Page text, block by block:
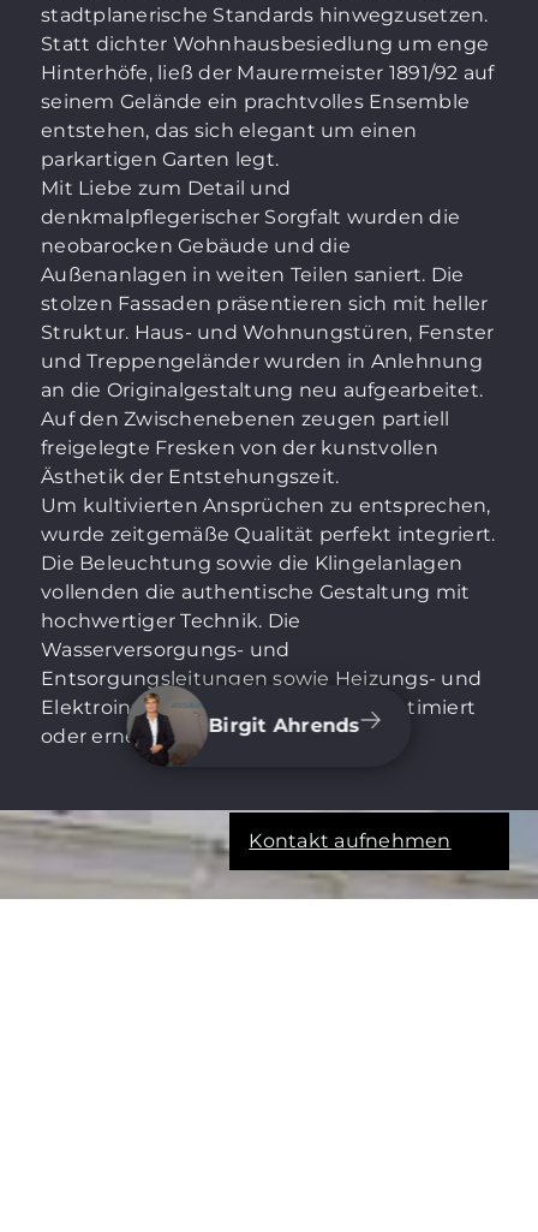
Kontakt aufnehmen
Birgit Ahrends
stadtplanerische Standards hinwegzusetzen.
Statt dichter Wohnhausbesiedlung um enge
Hinterhöfe, ließ der Maurermeister 1891/92 auf
seinem Gelände ein prachtvolles Ensemble
entstehen, das sich elegant um einen
parkartigen Garten legt.
Mit Liebe zum Detail und
denkmalpflegerischer Sorgfalt wurden die
neobarocken Gebäude und die
Außenanlagen in weiten Teilen saniert. Die
stolzen Fassaden präsentieren sich mit heller
Struktur. Haus- und Wohnungstüren, Fenster
und Treppengeländer wurden in Anlehnung
an die Originalgestaltung neu aufgearbeitet.
Auf den Zwischenebenen zeugen partiell
freigelegte Fresken von der kunstvollen
Ästhetik der Entstehungszeit.
Um kultivierten Ansprüchen zu entsprechen,
wurde zeitgemäße Qualität perfekt integriert.
Die Beleuchtung sowie die Klingelanlagen
vollenden die authentische Gestaltung mit
hochwertiger Technik. Die
Wasserversorgungs- und
Entsorgungsleitungen sowie Heizungs- und
Elektroinstallationen wurden teils optimiert
oder erneuert.